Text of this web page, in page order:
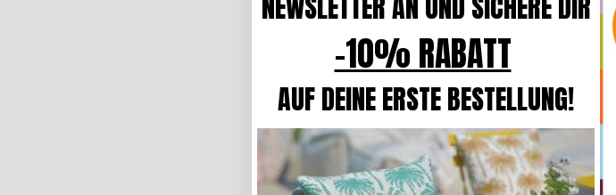
-10% RABATT
AUF DEINE ERSTE BESTELLUNG!